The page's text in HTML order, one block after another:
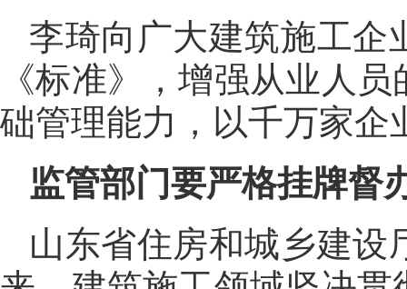
李琦向广大建筑施工企
《标准》，增强从业人
础管理能力，以千万家企
监管部门要严格挂牌督
山东省住房和城乡建设